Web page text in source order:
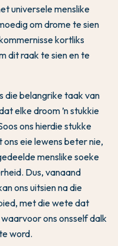
universele menslike
om drome te sien
kortliks
dit raak te sien en te
die belangrike taak van
elke droom ’n stukkie
ons hierdie stukke
eie lewens beter nie,
menslike soeke
Dus, vanaand
ons uitsien na die
met die wete dat
ons onsself dalk
word.